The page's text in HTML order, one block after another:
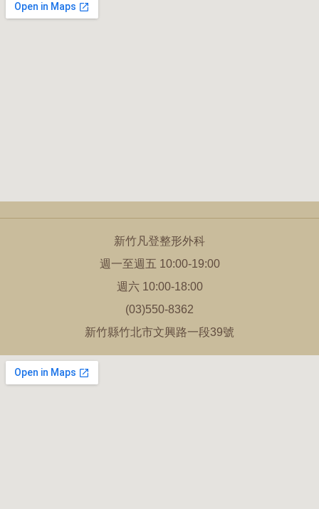
新竹凡登整形外科
週一至週五 10:00-19:00
週六 10:00-18:00
(03)550-8362
新竹縣竹北市文興路一段39號